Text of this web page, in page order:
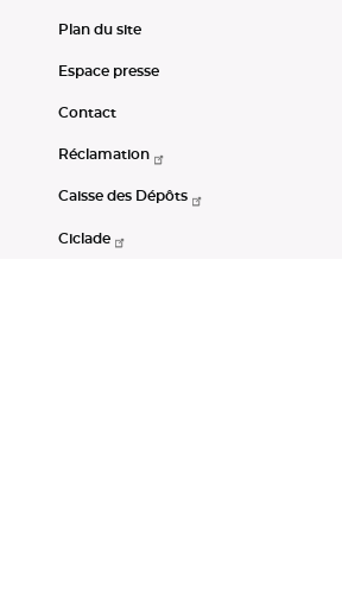
Plan du site
Espace presse
Contact
Réclamation
Caisse des Dépôts
Ciclade